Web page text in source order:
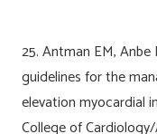
25. Antman EM,
guidelines for the
elevation myocardial
College of